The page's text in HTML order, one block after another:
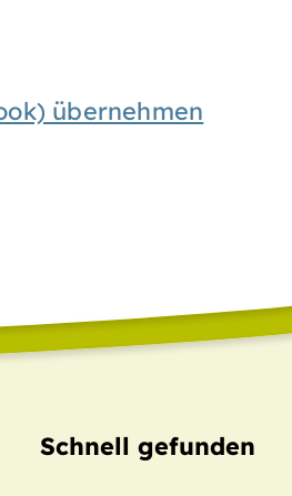
übernehmen
Schnell gefunden